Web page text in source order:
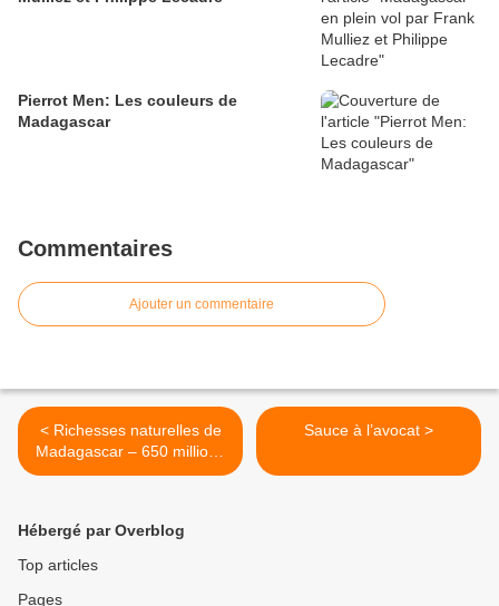
Pierrot Men: Les couleurs de
Madagascar
Commentaires
Ajouter un commentaire
< Richesses naturelles de
Madagascar – 650 millions
de dollars sortis en catimini
Sauce à l’avocat >
Hébergé par Overblog
Top articles
Pages